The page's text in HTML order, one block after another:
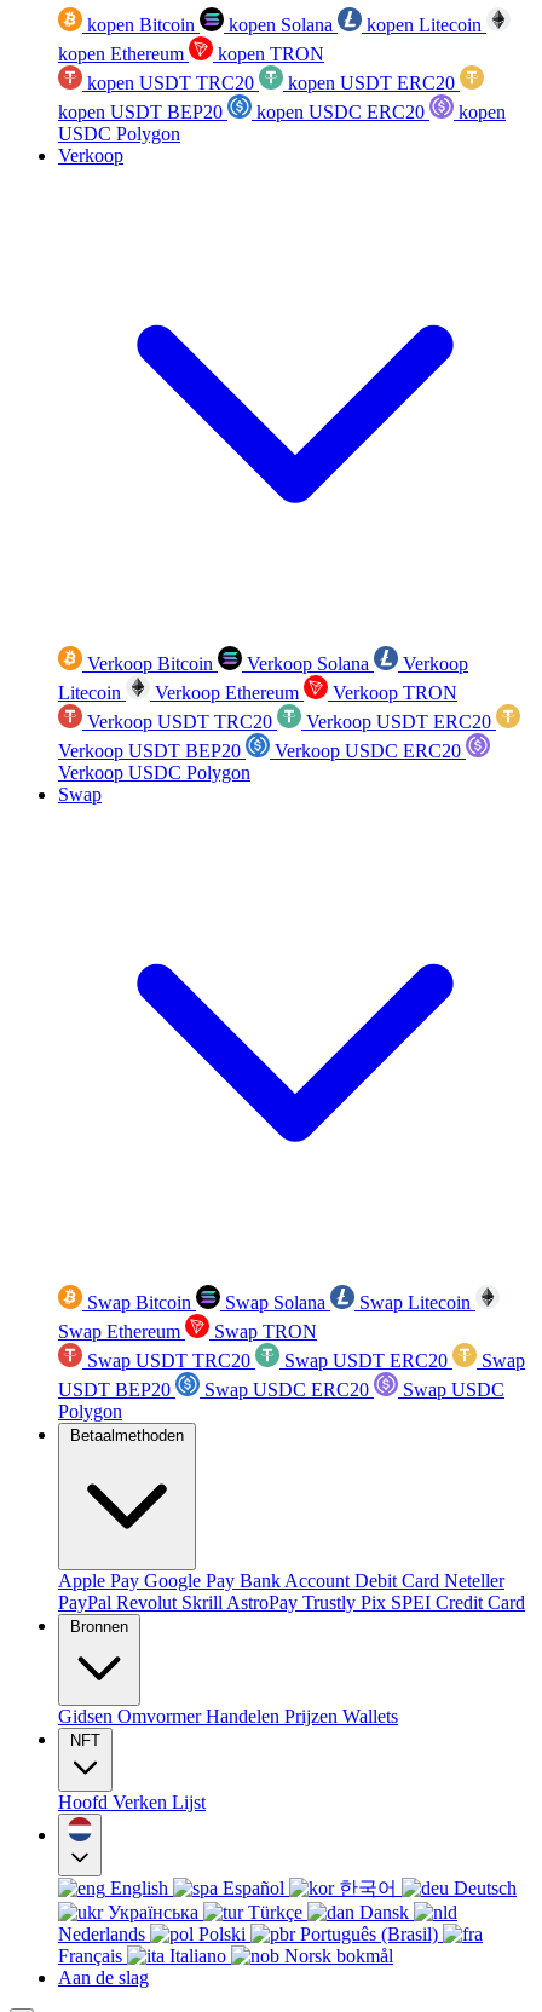
kopen Bitcoin kopen Solana
kopen Litecoin
kopen Ethereum
kopen TRON
kopen USDT TRC20
kopen USDT ERC20
kopen USDT BEP20
kopen USDC ERC20
kopen
USDC Polygon
Verkoop
Verkoop Bitcoin Verkoop Solana
Verkoop
Litecoin
Verkoop Ethereum
Verkoop TRON
Verkoop USDT TRC20
Verkoop USDT ERC20
Verkoop USDT BEP20
Verkoop USDC ERC20
Verkoop USDC Polygon
Swap
Swap Bitcoin Swap Solana
Swap Litecoin
Swap Ethereum
Swap TRON
Swap USDT TRC20
Swap USDT ERC20
Swap
USDT BEP20
Swap USDC ERC20
Swap USDC
Polygon
Betaalmethoden
Apple Pay Google Pay Bank Account Debit Card Neteller
PayPal Revolut Skrill AstroPay Trustly Pix SPEI Credit Card
Bronnen
Gidsen OmvormerHandelen Prijzen Wallets
NFT
Hoofd Verken Lijst
English Español 한국어
Deutsch
Українська
Türkçe
Dansk
Nederlands
Polski
Português (Brasil)
Français
Italiano
Norsk bokmål
Aan de slag